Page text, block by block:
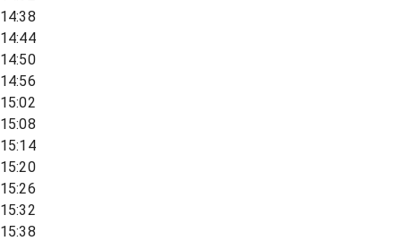
14:38
14:44
14:50
14:56
15:02
15:08
15:14
15:20
15:26
15:32
15:38